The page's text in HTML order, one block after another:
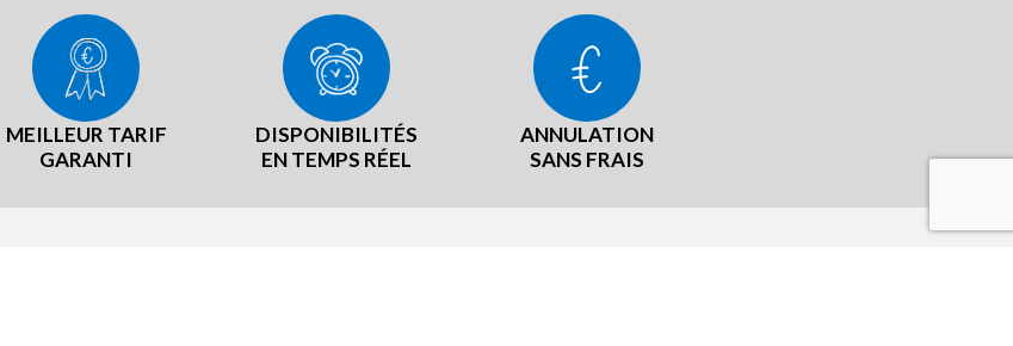
MEILLEUR TARIF
GARANTI
DISPONIBILITÉS
EN TEMPS RÉEL
ANNULATION
SANS FRAIS